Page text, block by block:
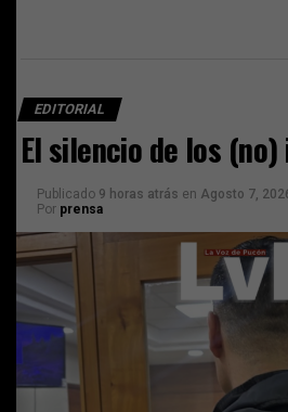
EDITORIAL
El silencio de los
Publicado 9 horas atrás en Agosto 7,
Por prensa